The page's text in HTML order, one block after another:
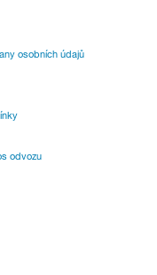
osobních údajů
odvozu